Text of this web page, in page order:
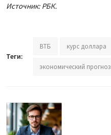
Источник: РБК.
Теги:
ВТБ курс доллара
экономический прогноз